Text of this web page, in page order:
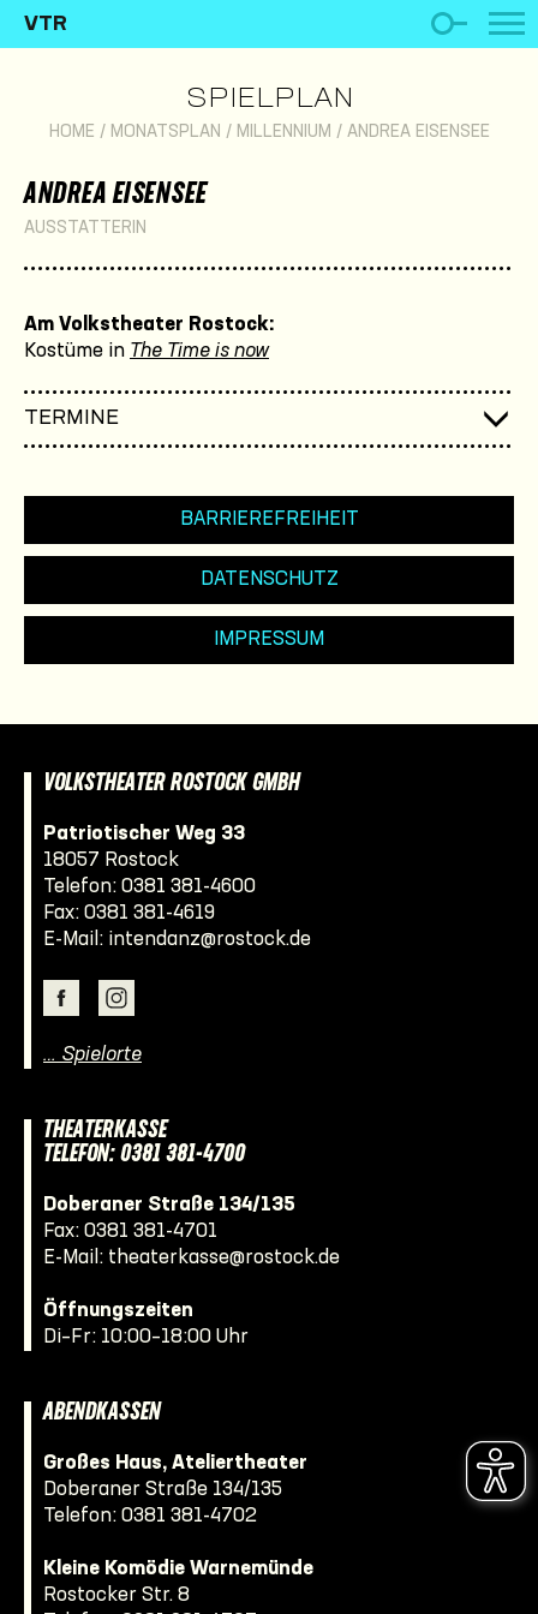
VTR
SPIELPLAN
HOME / MONATSPLAN / MILLENNIUM / ANDREA EISENSEE
ANDREA EISENSEE
AUSSTATTERIN
Am Volkstheater Rostock:
Kostüme in The Time is now
TERMINE
BARRIEREFREIHEIT
DATENSCHUTZ
IMPRESSUM
VOLKSTHEATER ROSTOCK GMBH
Patriotischer Weg 33
18057 Rostock
Telefon: 0381 381-4600
Fax: 0381 381-4619
E-Mail: intendanz@rostock.de
… Spielorte
THEATERKASSE
TELEFON: 0381 381-4700
Doberaner Straße 134/135
Fax: 0381 381-4701
E-Mail: theaterkasse@rostock.de
Öffnungszeiten
Di–Fr: 10:00–18:00 Uhr
ABENDKASSEN
Großes Haus, Ateliertheater
Doberaner Straße 134/135
Telefon: 0381 381-4702
Kleine Komödie Warnemünde
Rostocker Str. 8